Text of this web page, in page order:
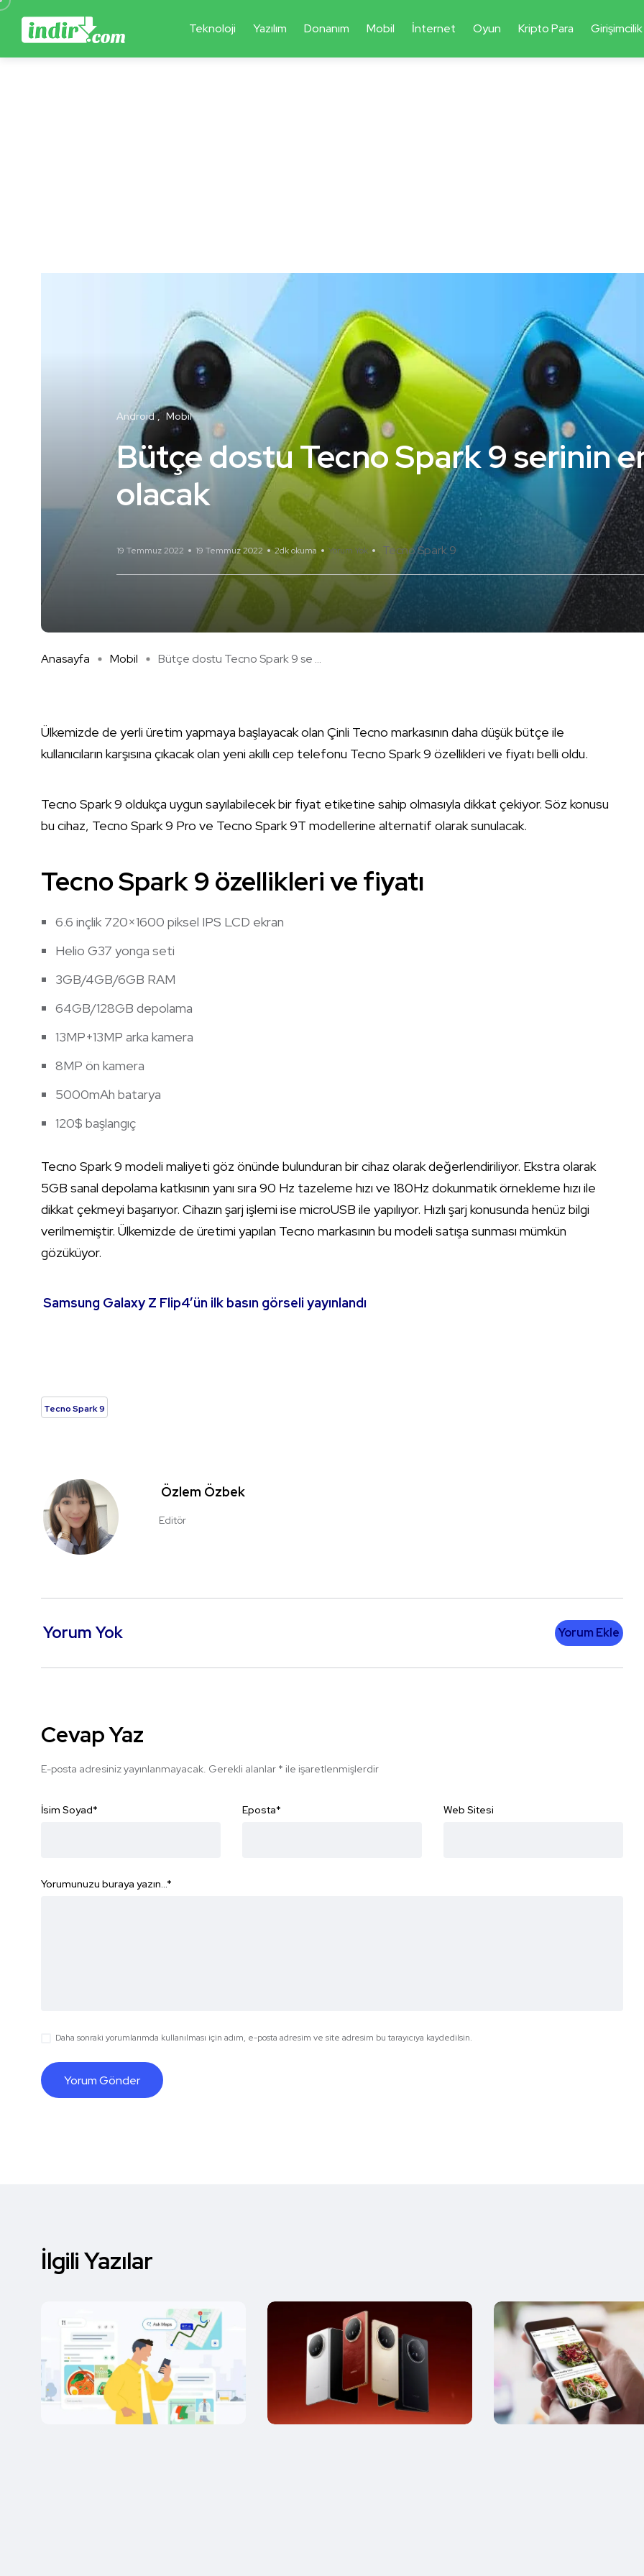
Teknoloji Yazılım Donanım Mobil İnternet Oyun Kripto Para Girişimcilik
Android Mobil
Bütçe dostu Tecno Spark 9 serinin
olacak
19 Temmuz 2022 19 Temmuz 2022 2dk okuma Yorum Yok Tecno Spark 9
Anasayfa Mobil Bütçe dostu Tecno Spark 9 se ...
Ülkemizde de yerli üretim yapmaya başlayacak olan Çinli Tecno markasının daha düşük bütçe ile
kullanıcıların karşısına çıkacak olan yeni akıllı cep telefonu Tecno Spark 9 özellikleri ve fiyatı belli oldu.
Tecno Spark 9 oldukça uygun sayılabilecek bir fiyat etiketine sahip olmasıyla dikkat çekiyor. Söz konusu
bu cihaz, Tecno Spark 9 Pro ve Tecno Spark 9T modellerine alternatif olarak sunulacak.
Tecno Spark 9 özellikleri ve fiyatı
6.6 inçlik 720×1600 piksel IPS LCD ekran
Helio G37 yonga seti
3GB/4GB/6GB RAM
64GB/128GB depolama
13MP+13MP arka kamera
8MP ön kamera
5000mAh batarya
120$ başlangıç
Tecno Spark9 modeli maliyeti göz önünde bulunduran bir cihaz olarak değerlendiriliyor. Ekstra olarak
5GB sanal depolama katkısının yanı sıra 90 Hz tazeleme hızı ve 180Hz dokunmatik örnekleme hızı ile
dikkat çekmeyi başarıyor. Cihazın şarj işlemi ise microUSB ile yapılıyor. Hızlı şarj konusunda henüz bilgi
verilmemiştir. Ülkemizde de üretimi yapılan Tecno markasının bu modeli satışa sunması mümkün
gözüküyor.
Samsung Galaxy Z Flip4’ün ilk basın görseli yayınlandı
Tecno Spark 9
Özlem Özbek
Editör
Yorum Yok Yorum Ekle
Cevap Yaz
E-posta adresiniz yayınlanmayacak. Gerekli alanlar * ile işaretlenmişlerdir
İsim Soyad* Eposta* Web Sitesi
Yorumunuzu buraya yazın...*
Daha sonraki yorumlarımda kullanılması için adım, e-posta adresim ve site adresim bu tarayıcıya kaydedilsin.
İlgili Yazılar